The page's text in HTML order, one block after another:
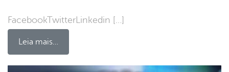
FacebookTwitterLinkedin […]
Leia mais…